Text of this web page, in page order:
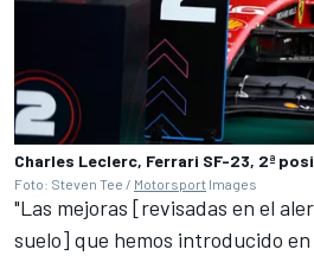
Charles Leclerc, Ferrari SF-23, 2ª
Foto: Steven Tee / Motorsport Images
"Las mejoras [revisadas en el
suelo] que hemos introducido en